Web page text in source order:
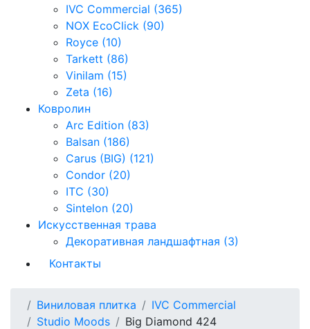
IVC Commercial (365)
NOX EcoClick (90)
Royce (10)
Tarkett (86)
Vinilam (15)
Zeta (16)
Ковролин
Arc Edition (83)
Balsan (186)
Carus (BIG) (121)
Condor (20)
ITC (30)
Sintelon (20)
Искусственная трава
Декоративная ландшафтная (3)
Контакты
Виниловая плитка
IVC Commercial
Studio Moods
Big Diamond 424